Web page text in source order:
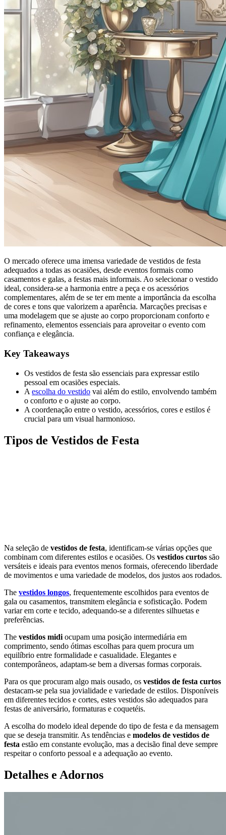
O mercado oferece uma imensa variedade de vestidos de festa
adequados a todas as ocasiões, desde eventos formais como
casamentos e galas, a festas mais informais. Ao selecionar o vestido
ideal, considera-se a harmonia entre a peça e os acessórios
complementares, além de se ter em mente a importância da escolha
de cores e tons que valorizem a aparência. Marcações precisas e
uma modelagem que se ajuste ao corpo proporcionam conforto e
refinamento, elementos essenciais para aproveitar o evento com
confiança e elegância.
Key Takeaways
Os vestidos de festa são essenciais para expressar estilo
pessoal em ocasiões especiais.
A escolha do vestido vai além do estilo, envolvendo também
o conforto e o ajuste ao corpo.
A coordenação entre o vestido, acessórios, cores e estilos é
crucial para um visual harmonioso.
Tipos de Vestidos de Festa
Na seleção de vestidos de festa, identificam-se várias opções que
combinam com diferentes estilos e ocasiões. Os vestidos curtos são
versáteis e ideais para eventos menos formais, oferecendo liberdade
de movimentos e uma variedade de modelos, dos justos aos rodados.
The vestidos longos, frequentemente escolhidos para eventos de
gala ou casamentos, transmitem elegância e sofisticação. Podem
variar em corte e tecido, adequando-se a diferentes silhuetas e
preferências.
The vestidos midi ocupam uma posição intermediária em
comprimento, sendo ótimas escolhas para quem procura um
equilíbrio entre formalidade e casualidade. Elegantes e
contemporâneos, adaptam-se bem a diversas formas corporais.
Para os que procuram algo mais ousado, os vestidos de festa curtos
destacam-se pela sua jovialidade e variedade de estilos. Disponíveis
em diferentes tecidos e cortes, estes vestidos são adequados para
festas de aniversário, formaturas e coquetéis.
A escolha do modelo ideal depende do tipo de festa e da mensagem
que se deseja transmitir. As tendências e modelos de vestidos de
festa estão em constante evolução, mas a decisão final deve sempre
respeitar o conforto pessoal e a adequação ao evento.
Detalhes e Adornos